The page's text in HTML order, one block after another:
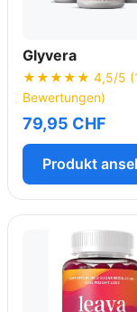
Glyvera
★★★★★ 4,5/5
Bewertungen)
79,95 CHF
Produkt